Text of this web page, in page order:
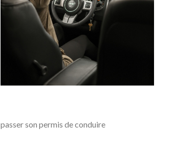
passer son permis de conduire